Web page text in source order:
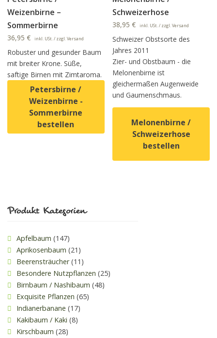
Weizenbirne –
Sommerbirne
36,95 € inkl. USt. / zzgl. Versand
Robuster und gesunder Baum
mit breiter Krone. Süße,
saftige Birnen mit Zimtaroma.
Petersbirne /
Weizenbirne -
Sommerbirne
bestellen
Dieses Produkt weist mehrere Varianten auf. Die
Schweizerhose
38,95€ inkl. USt. / zzgl. Versand
Schweizer Obstsorte des
Jahres 2011
Zier- und Obstbaum - die
Melonenbirne ist
gleichermaßen Augenweide
und Gaumenschmaus.
Melonenbirne /
Schweizerhose
bestellen
Produkt Kategorien
Apfelbaum (147)
Aprikosenbaum (21)
Beerensträucher (11)
Besondere Nutzpflanzen (25)
Birnbaum / Nashibaum (48)
Exquisite Pflanzen (65)
Indianerbanane (17)
Kakibaum / Kaki (8)
Kirschbaum (28)